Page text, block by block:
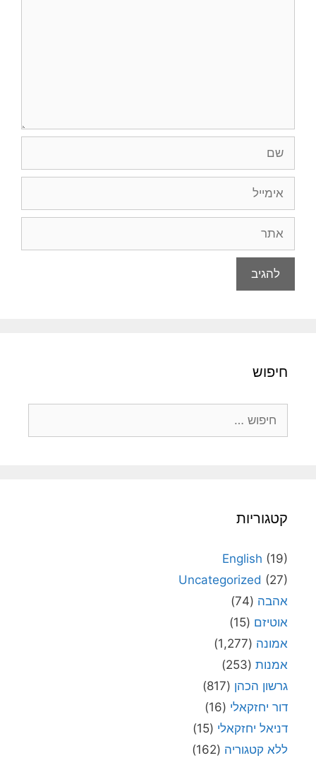
חיפוש
קטגוריות
English (19)
Uncategorized (27)
אהבה (74)
אוטיזם (15)
אמונה (1,277)
אמנות (253)
גרשון הכהן (817)
דור יחזקאלי (16)
דניאל יחזקאלי (15)
ללא קטגוריה (162)